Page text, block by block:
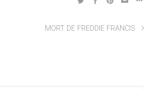
MORT DE FREDDIE FRANCIS